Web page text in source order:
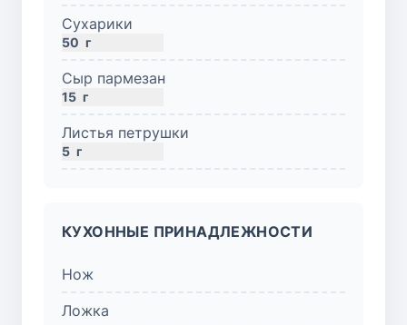
Сухарики
50 г
Сыр пармезан
15 г
Листья петрушки
5 г
КУХОННЫЕ ПРИНАДЛЕЖНОСТИ
Нож
Ложка